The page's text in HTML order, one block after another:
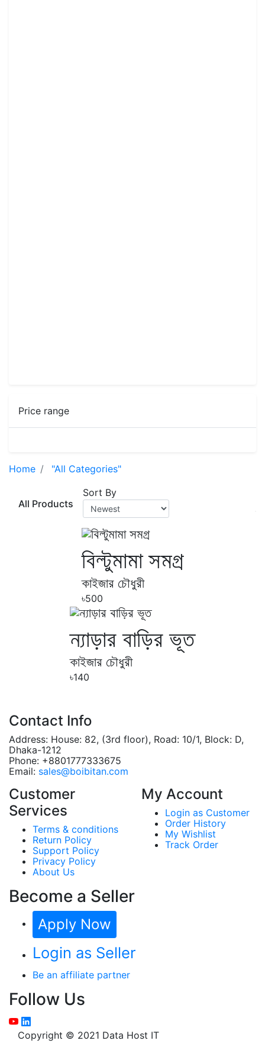
Price range
Home "All Categories"
All Products
Sort By
বিল্টুমামা সমগ্র
কাইজার চৌধুরী
৳500
ন্যাড়ার বাড়ির ভূত
কাইজার চৌধুরী
৳140
Contact Info
Address: House: 82, (3rd floor), Road: 10/1, Block: D,
Dhaka-1212
Phone: +8801777333675
Email: sales@boibitan.com
Customer
Services
Terms & conditions
Return Policy
Support Policy
Privacy Policy
About Us
My Account
Login as Customer
Order History
My Wishlist
Track Order
Become a Seller
Apply Now
Login as Seller
Be an affiliate partner
Follow Us
Copyright © 2021 Data Host IT